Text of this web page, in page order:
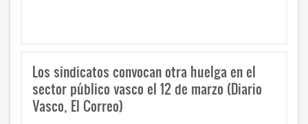
Los sindicatos convocan otra huelga en el
sector público vasco el 12 de marzo (Diario
Vasco, El Correo)